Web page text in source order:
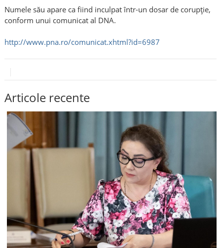
Numele său apare ca fiind inculpat într-un dosar de corupție,
conform unui comunicat al DNA.
http://www.pna.ro/comunicat.xhtml?id=6987
Articole recente